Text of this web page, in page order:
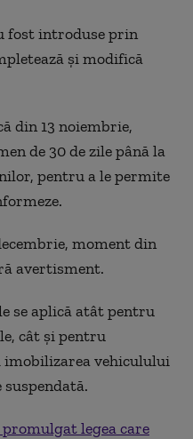
fost introduse prin
și modifică
din 13 noiembrie,
de 30 de zile până la
pentru a le permite
moment din
avertisment.
se aplică atât pentru
cât și pentru
vehiculului
legea care